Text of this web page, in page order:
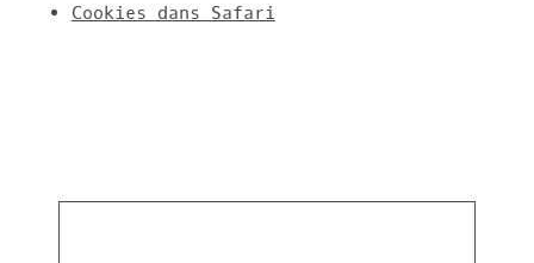
Cookies dans Safari